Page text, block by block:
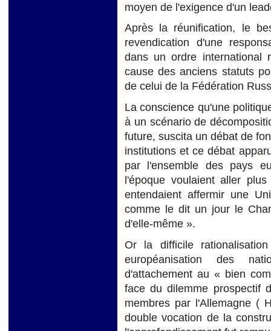
moyen de l'exigence d'un
Après la réunification, le
revendication d'une
dans un ordre international
cause des anciens statuts
de celui de la Fédération
La conscience qu'une
à un scénario de
future, suscita un débat de
institutions et ce débat
par l'ensemble des pays
l'époque voulaient aller
entendaient affermir une
comme le dit un jour le
d'elle-même ».
Or la difficile
européanisation des
d'attachement au « bien
face du dilemme prospectif
membres par l'Allemagne (
double vocation de la